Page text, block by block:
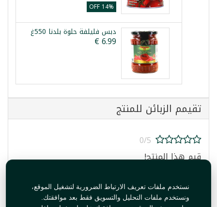
نستخدم ملفات تعريف الارتباط الضرورية لتشغيل الموقع،
ونستخدم ملفات التحليل والتسويق فقط بعد موافقتك.
14% OFF
دبس فليلفة حلوة بلدنا 550غ
تقيمم الزبائن للمنتج
0/5
قيم هذا المنتج!